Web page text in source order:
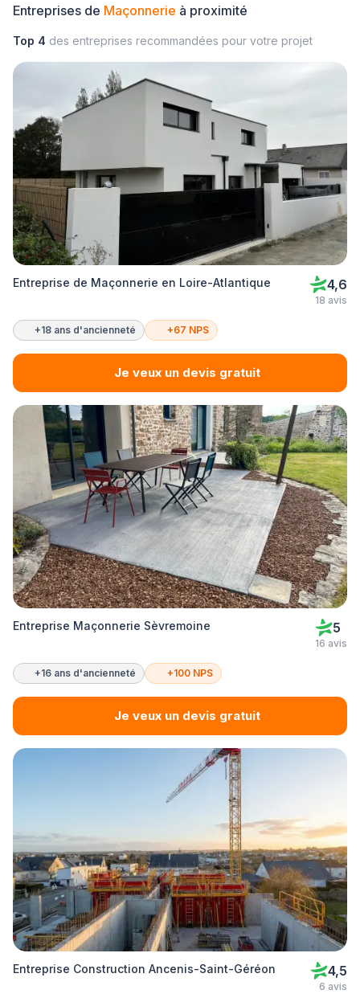
Entreprises de Maçonnerie à proximité
Top 4 des entreprises recommandées pour votre projet
Entreprise de Maçonnerie en Loire-Atlantique 4,6
18 avis
+18 ans d'ancienneté +67 NPS
Je veux un devis gratuit
Entreprise Maçonnerie Sèvremoine 5
16 avis
+16 ans d'ancienneté +100 NPS
Je veux un devis gratuit
Entreprise Construction Ancenis-Saint-Géréon 4,5
6 avis